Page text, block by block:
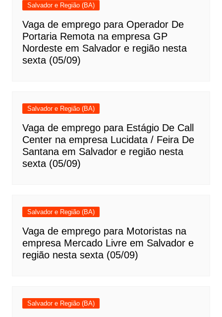
Salvador e Região (BA)
Vaga de emprego para Operador De
Portaria Remota na empresa GP
Nordeste em Salvador e região nesta
sexta (05/09)
Salvador e Região (BA)
Vaga de emprego para Estágio De Call
Center na empresa Lucidata / Feira De
Santana em Salvador e região nesta
sexta (05/09)
Salvador e Região (BA)
Vaga de emprego para Motoristas na
empresa Mercado Livre em Salvador e
região nesta sexta (05/09)
Salvador e Região (BA)